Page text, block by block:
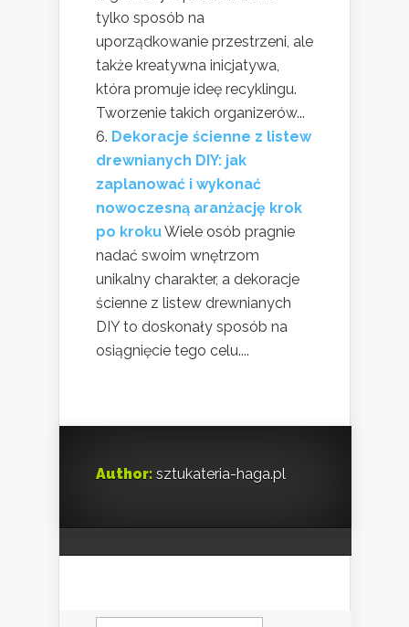
tylko sposób na
uporządkowanie przestrzeni, ale
także kreatywna inicjatywa,
która promuje ideę recyklingu.
Tworzenie takich organizerów...
Dekoracje ścienne z listew
drewnianych DIY: jak
zaplanować i wykonać
nowoczesną aranżację krok
po krokuWiele osób pragnie
nadać swoim wnętrzom
unikalny charakter, a dekoracje
ścienne z listew drewnianych
DIY to doskonały sposób na
osiągnięcie tego celu....
Author: sztukateria-haga.pl
Szukaj: